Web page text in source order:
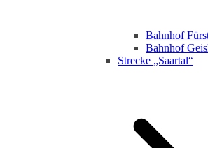
Bahnhof
Bahnhof
Strecke „Saartal“